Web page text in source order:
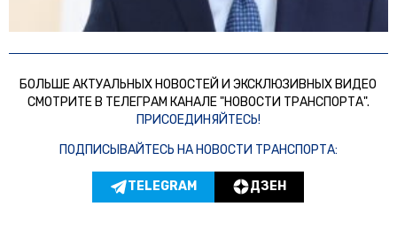
БОЛЬШЕ АКТУАЛЬНЫХ НОВОСТЕЙ И ЭКСКЛЮЗИВНЫХ ВИДЕО
СМОТРИТЕ В ТЕЛЕГРАМ КАНАЛЕ "НОВОСТИ ТРАНСПОРТА".
ПРИСОЕДИНЯЙТЕСЬ!
ПОДПИСЫВАЙТЕСЬ НА НОВОСТИ ТРАНСПОРТА:
TELEGRAM ДЗЕН